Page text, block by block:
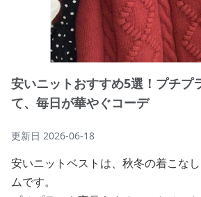
安いニットおすすめ5選！プチプ
て、毎日が華やぐコーデ
更新日 2026-06-18
安いニットベストは、秋冬の着こな
ムです。